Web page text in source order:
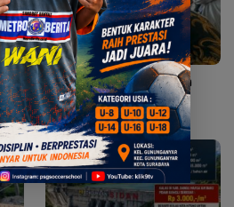
15 Tim Adu Cepat Makan
Nasi Goreng Jancuk
#ManganCuk 2026